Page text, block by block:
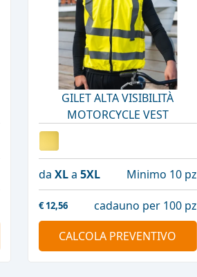
GILET ALTA VISIBILITÀ
MOTORCYCLE VEST
da XLa 5XL Minimo 10 pz
€ 12,56
cadauno per 100 pz
CALCOLA PREVENTIVO